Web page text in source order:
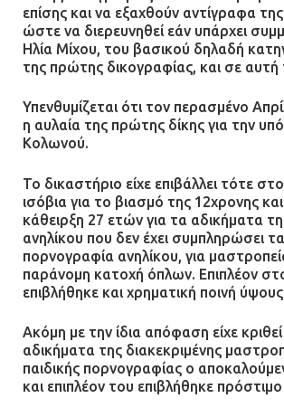
Δίωξη για απόπειρα
ανθρωποκτονίας
08.07.2026 | 22:30
Α.Τ. Ομονοίας: Ο
πρότεινε την αθώωση
αστυνομικών
08.07.2026 | 16:24
Ο δήμαρχος Μάνδρας
για μηχάνημα
επεμβάσεων
08.07.2026 | 15:02
επίσης και να εξαχθούν αντίγραφα
ώστε να διερευνηθεί εάν υπάρχει
Ηλία Μίχου, του βασικού δηλαδή
της πρώτης δικογραφίας, και σε
Υπενθυμίζεται ότι τον περασμένο
η αυλαία της πρώτης δίκης για την
Κολωνού.
Το δικαστήριο είχε επιβάλλει τότε
ισόβια για το βιασμό της 12χρονης
κάθειρξη 27 ετών για τα αδικήματα
ανηλίκου που δεν έχει συμπληρώσει
πορνογραφία ανηλίκου, για
παράνομη κατοχή όπλων. Επιπλέον
επιβλήθηκε και χρηματική ποινή
Ακόμη με την ίδια απόφαση είχε
αδικήματα της διακεκριμένης
παιδικής πορνογραφίας ο
και επιπλέον του επιβλήθηκε